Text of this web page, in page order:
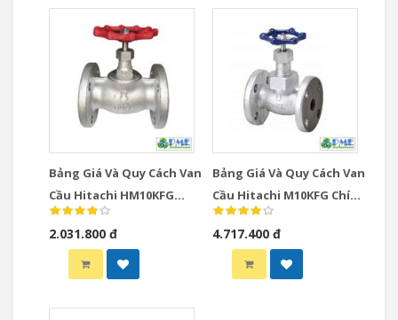
Bảng Giá Và Quy Cách Van
Cầu Hitachi HM10KFG
Chính Hãng | Giá Tốt Tại
Phúc Minh
2.031.800 đ
Bảng Giá Và Quy Cách Van
Cầu Hitachi M10KFG Chính
Hãng | Giá Tốt Phúc Minh
4.717.400 đ